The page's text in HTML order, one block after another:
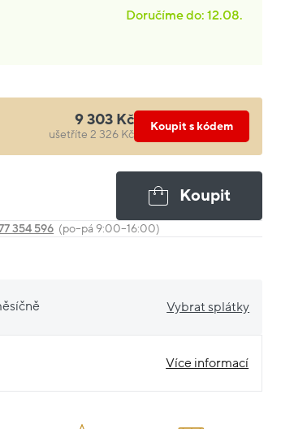
Doručíme do: 12.08.
9 303 Kč
ušetříte 2 326 Kč
Koupit s kódem
Koupit
354 596 (po–pá 9:00–16:00)
Vybrat splátky
Více informací